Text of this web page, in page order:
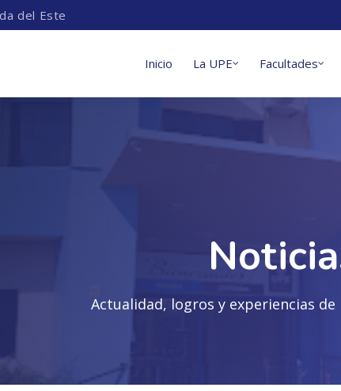
del Este
Inicio La UPE Facultades
Actualidad, logros y experiencias